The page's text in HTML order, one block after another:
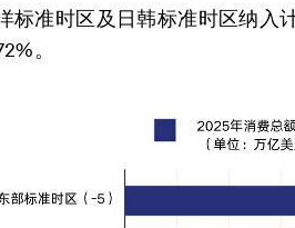
标准时区及日韩标准时区纳入
。